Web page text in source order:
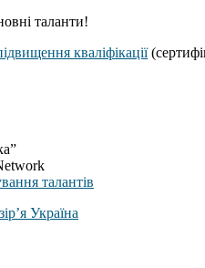
таланти!
кваліфікації
талантів
Україна